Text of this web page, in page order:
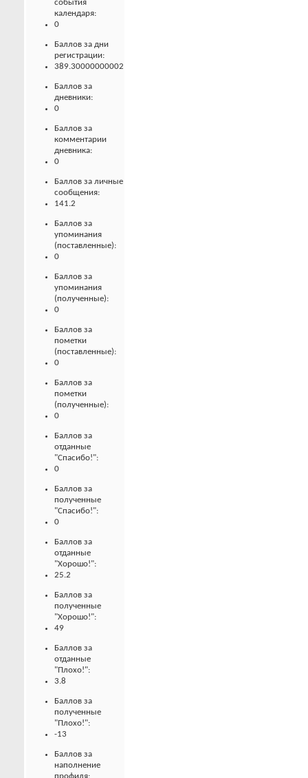
события
календаря:
0
Баллов за дни
регистрации:
389.30000000002
Баллов за
дневники:
0
Баллов за
комментарии
дневника:
0
Баллов за личные
сообщения:
141.2
Баллов за
упоминания
(поставленные):
0
Баллов за
упоминания
(полученные):
0
Баллов за
пометки
(поставленные):
0
Баллов за
пометки
(полученные):
0
Баллов за
отданные
"Спасибо!":
0
Баллов за
полученные
"Спасибо!":
0
Баллов за
отданные
"Хорошо!":
25.2
Баллов за
полученные
"Хорошо!":
49
Баллов за
отданные
"Плохо!":
3.8
Баллов за
полученные
"Плохо!":
-13
Баллов за
наполнение